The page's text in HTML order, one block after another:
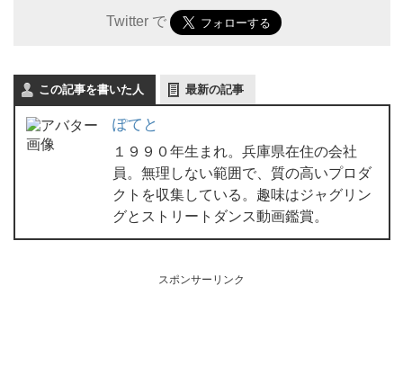
Twitter で
この記事を書いた人 最新の記事
ぽてと
１９９０年生まれ。兵庫県在住の会社
員。無理しない範囲で、質の高いプロダ
クトを収集している。趣味はジャグリン
グとストリートダンス動画鑑賞。
スポンサーリンク